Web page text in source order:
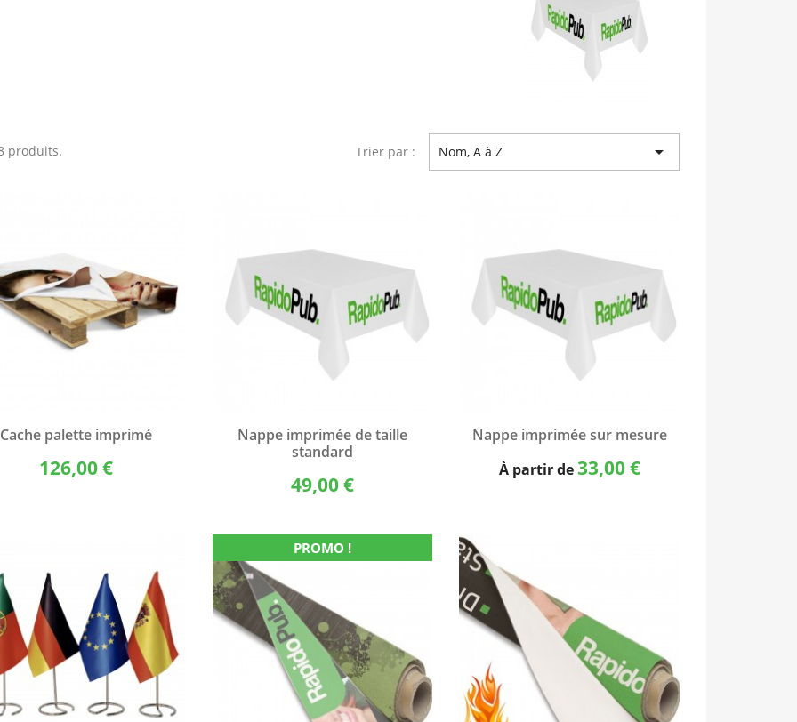
produits. Trier par : Nom, A à Z 
Aperçu rapide
Cache palette imprimé
126,00 €
 Aperçu rapide
Nappe imprimée de taille
standard
49,00 €
Aperçu rapide
Nappe imprimée sur mesure
À partir de33,00 €
PROMO !